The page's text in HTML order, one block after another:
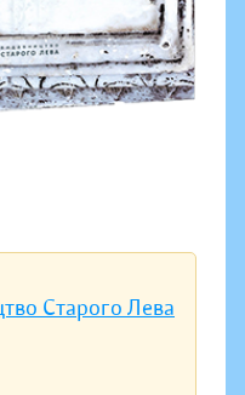
Старого Лева